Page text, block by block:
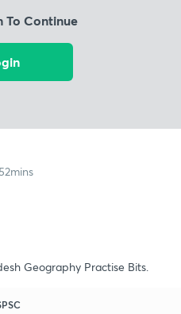
To Continue
Geography Practise Bits.